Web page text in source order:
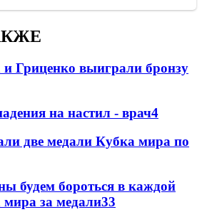
Гриценко выиграли бронзу
на настил - врач4
две медали Кубка мира по
будем бороться в каждой
мира за медали33